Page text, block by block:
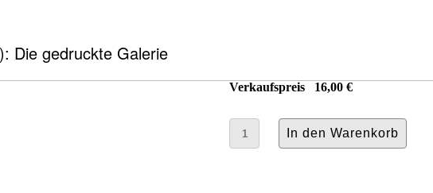
Die gedruckte Galerie
Verkaufspreis 16,00 €